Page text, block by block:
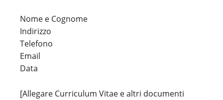
Nome e Cognome
Indirizzo
Telefono
Email
Data
[Allegare Curriculum Vitae e altri documenti